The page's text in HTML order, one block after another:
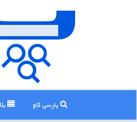
پارسی کاو